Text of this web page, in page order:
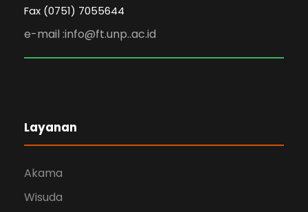
Fax (0751) 7055644
e-mail :info@ft.unp..ac.id
Layanan
Akama
Wisuda